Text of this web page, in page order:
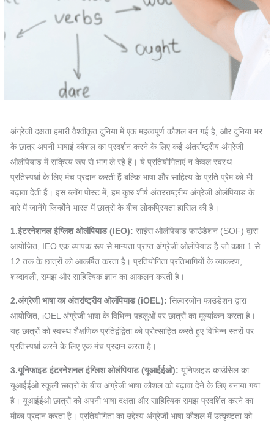
अंग्रेजी दक्षता हमारी वैश्वीकृत दुनिया में एक महत्वपूर्ण कौशल बन गई है, और दुनिया भर
के छात्र अपनी भाषाई कौशल का प्रदर्शन करने के लिए कई अंतर्राष्ट्रीय अंग्रेजी
ओलंपियाड में सक्रिय रूप से भाग ले रहे हैं। ये प्रतियोगिताएं न केवल स्वस्थ
प्रतिस्पर्धा के लिए मंच प्रदान करती हैं बल्कि भाषा और साहित्य के प्रति प्रेम को भी
बढ़ावा देती हैं। इस ब्लॉग पोस्ट में, हम कुछ शीर्ष अंतरराष्ट्रीय अंग्रेजी ओलंपियाड के
बारे में जानेंगे जिन्होंने भारत में छात्रों के बीच लोकप्रियता हासिल की है।
1.इंटरनेशनल इंग्लिश ओलंपियाड (IEO): साइंस ओलंपियाड फाउंडेशन (SOF) द्वारा
आयोजित, IEO एक व्यापक रूप से मान्यता प्राप्त अंग्रेजी ओलंपियाड है जो कक्षा 1 से
12 तक के छात्रों को आकर्षित करता है। प्रतियोगिता प्रतिभागियों के व्याकरण,
शब्दावली, समझ और साहित्यिक ज्ञान का आकलन करती है।
2.अंग्रेजी भाषा का अंतर्राष्ट्रीय ओलंपियाड (iOEL): सिल्वरज़ोन फाउंडेशन द्वारा
आयोजित, iOEL अंग्रेजी भाषा के विभिन्न पहलुओं पर छात्रों का मूल्यांकन करता है।
यह छात्रों को स्वस्थ शैक्षणिक प्रतिद्वंद्विता को प्रोत्साहित करते हुए विभिन्न स्तरों पर
प्रतिस्पर्धा करने के लिए एक मंच प्रदान करता है।
3.यूनिफाइड इंटरनेशनल इंग्लिश ओलंपियाड (यूआईईओ): यूनिफाइड काउंसिल का
यूआईईओ स्कूली छात्रों के बीच अंग्रेजी भाषा कौशल को बढ़ावा देने के लिए बनाया गया
है। यूआईईओ छात्रों को अपनी भाषा दक्षता और साहित्यिक समझ प्रदर्शित करने का
मौका प्रदान करता है। प्रतियोगिता का उद्देश्य अंग्रेजी भाषा कौशल में उत्कृष्टता को